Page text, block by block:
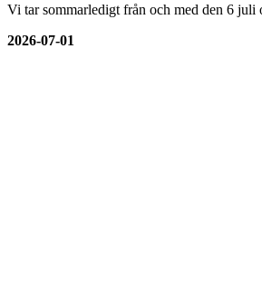
Vi tar sommarledigt från och med den 6
2026-07-01